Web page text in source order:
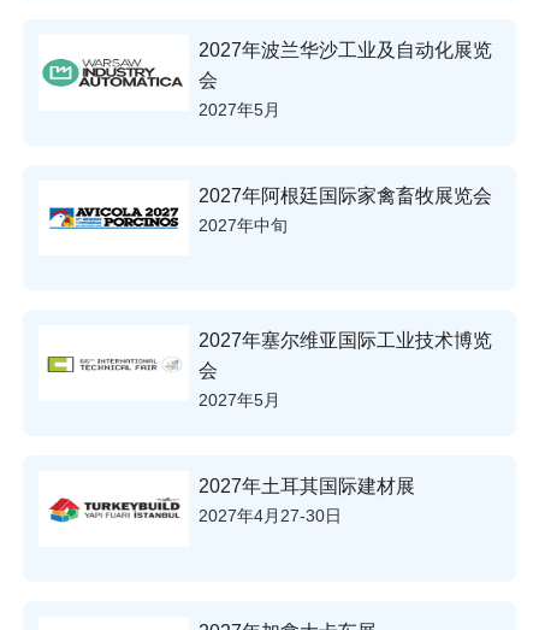
2027年波兰华沙工业及自动化展览
会
2027年5月
2027年阿根廷国际家禽畜牧展览会
2027年中旬
2027年塞尔维亚国际工业技术博览
会
2027年5月
2027年土耳其国际建材展
2027年4月27-30日